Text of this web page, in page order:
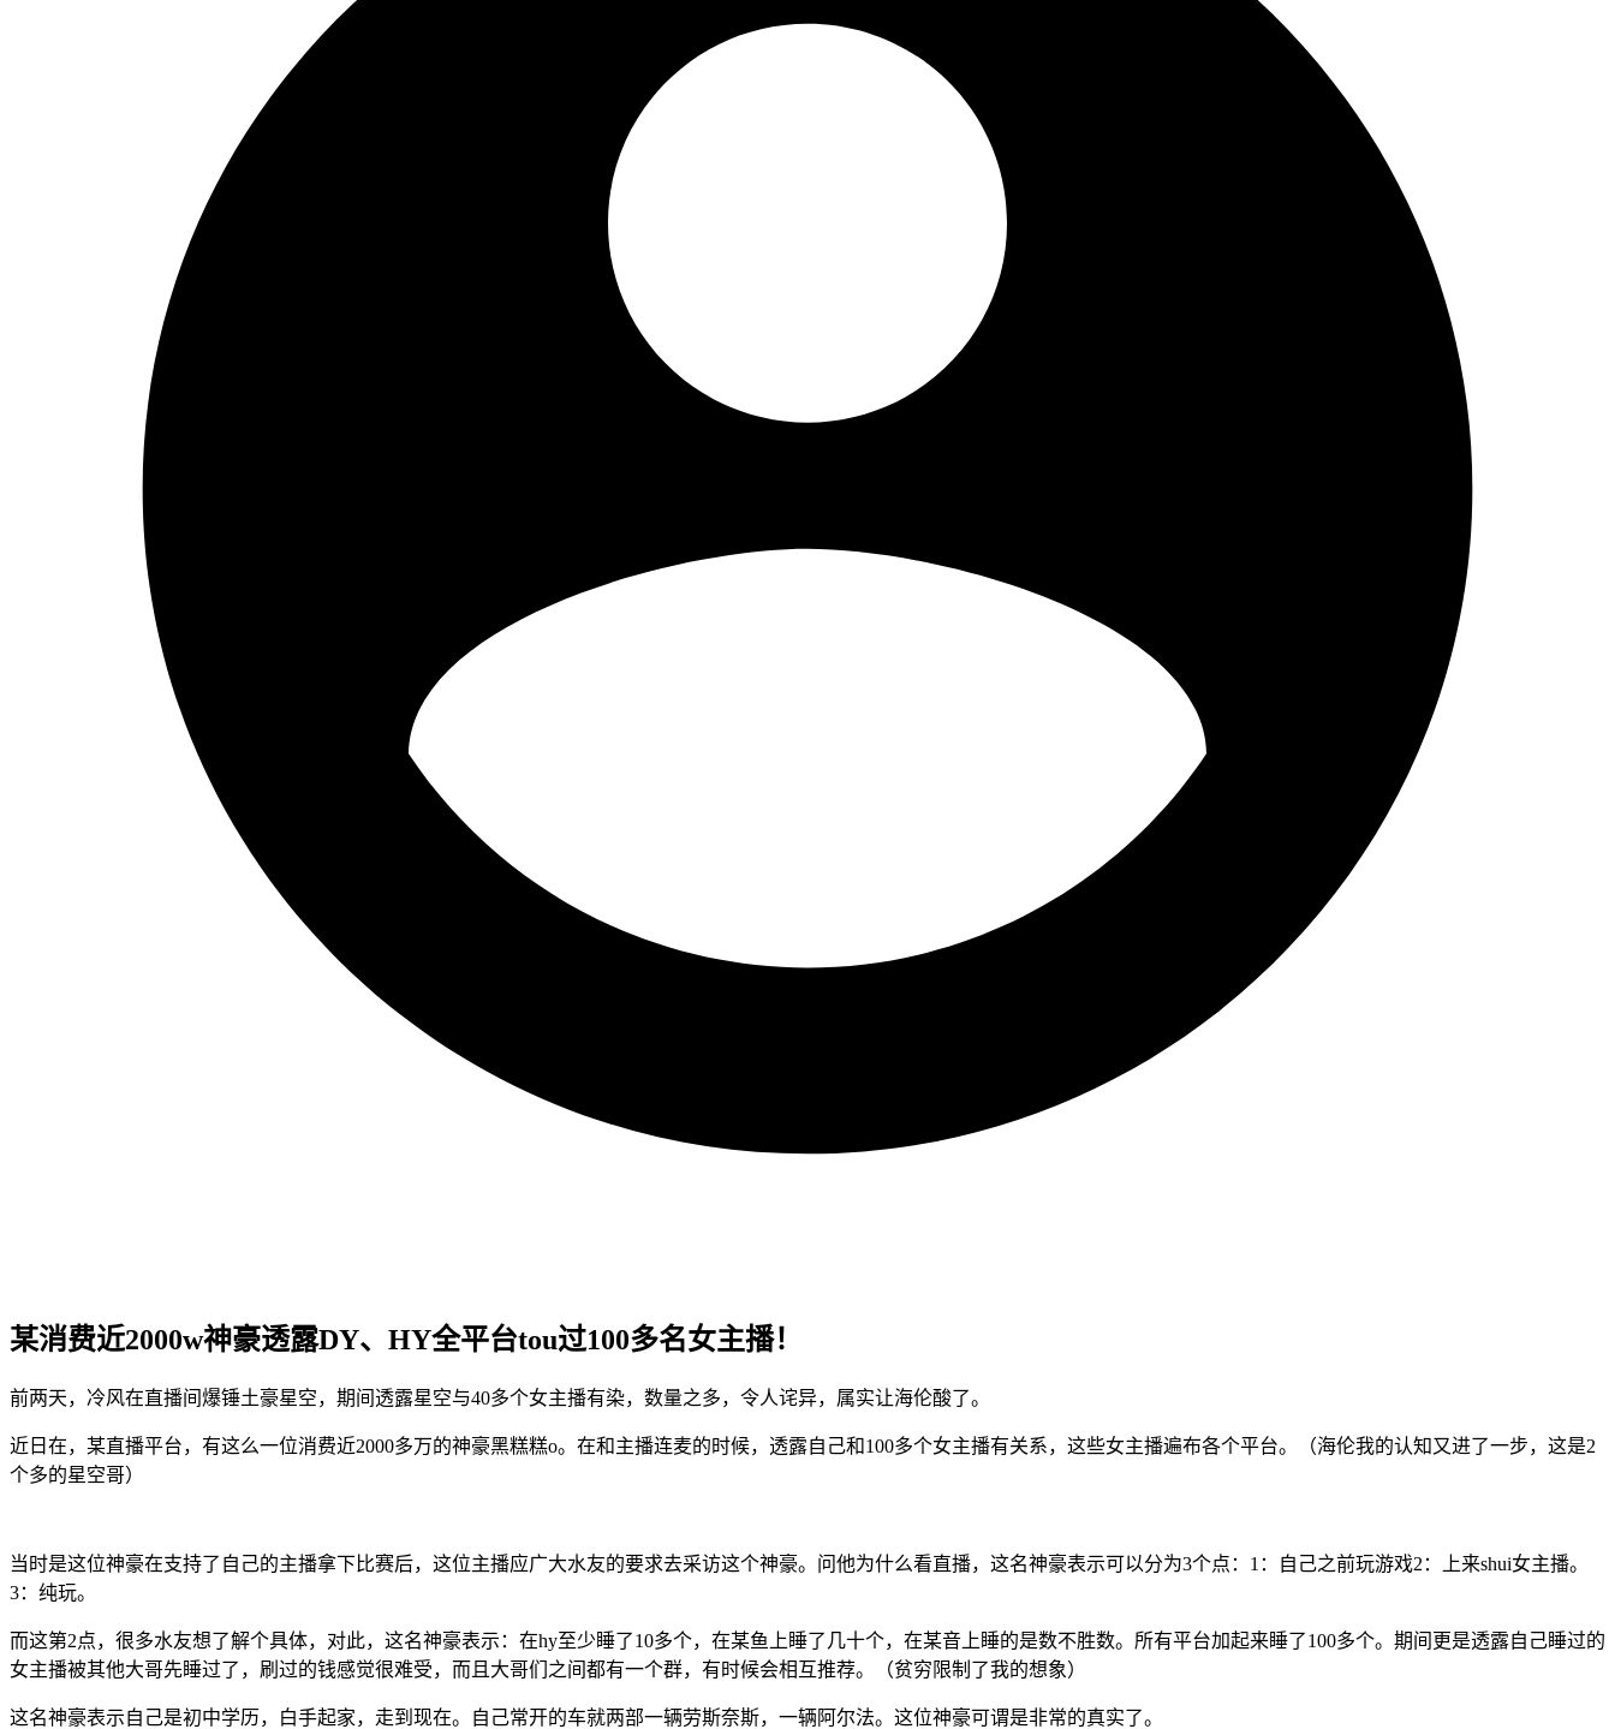
某消费近2000w神豪透露DY、HY全平台tou过100多名女主播！
前两天，冷风在直播间爆锤土豪星空，期间透露星空与40多个女主播有染，数量之多，令人诧异，属实让海伦酸了。
近日在，某直播平台，有这么一位消费近2000多万的神豪黑糕糕o。在和主播连麦的时候，透露自己和100多个女主播有关系，这些女主播遍布各个平台。（海伦我的认知又进了一步，这是2
个多的星空哥）
当时是这位神豪在支持了自己的主播拿下比赛后，这位主播应广大水友的要求去采访这个神豪。问他为什么看直播，这名神豪表示可以分为3个点：1：自己之前玩游戏2：上来shui女主播。
3：纯玩。
而这第2点，很多水友想了解个具体，对此，这名神豪表示：在hy至少睡了10多个，在某鱼上睡了几十个，在某音上睡的是数不胜数。所有平台加起来睡了100多个。期间更是透露自己睡过的
女主播被其他大哥先睡过了，刷过的钱感觉很难受，而且大哥们之间都有一个群，有时候会相互推荐。（贫穷限制了我的想象）
这名神豪表示自己是初中学历，白手起家，走到现在。自己常开的车就两部一辆劳斯奈斯，一辆阿尔法。这位神豪可谓是非常的真实了。